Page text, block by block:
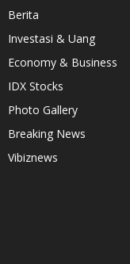
Berita
Investasi & Uang
Economy & Business
IDX Stocks
Photo Gallery
Breaking News
Vibiznews